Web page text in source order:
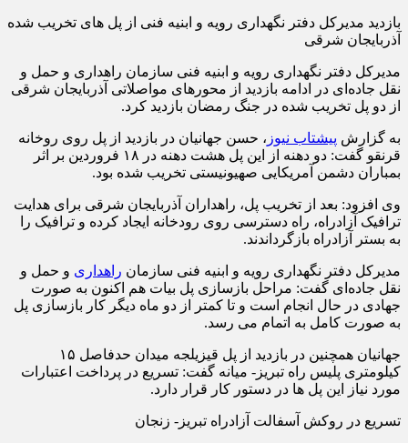
بازدید مدیرکل دفتر نگهداری رویه و ابنیه فنی از پل های تخریب شده
آذربایجان شرقی
مدیرکل دفتر نگهداری رویه و ابنیه فنی سازمان راهداری و حمل و
نقل جاده‌ای در ادامه بازدید از محورهای مواصلاتی آذربایجان شرقی
از دو‌ پل تخریب شده در جنگ رمضان بازدید کرد.
به گزارش پیشتاب نیوز ، حسن جهانیان در بازدید از پل روی روخانه
قرنقو گفت: دو‌ دهنه از این پل هشت دهنه در ۱۸‌ فروردین بر اثر
بمباران دشمن آمریکایی صهیونیستی تخریب شده بود.
وی افزود: بعد از تخریب پل، راهداران آذربایجان شرقی برای هدایت
ترافیک آزادراه، راه دسترسی روی رودخانه ایجاد کرده و ترافیک را
به بستر آزادراه بازگرداندند.
مدیرکل دفتر نگهداری رویه و ابنیه فنی سازمان راهداری و حمل و
نقل جاده‌ای گفت: مراحل بازسازی پل بیات هم اکنون به صورت
جهادی در حال انجام است و تا کمتر از دو ماه دیگر کار بازسازی پل
به صورت کامل به اتمام می رسد.
جهانیان همچنین در بازدید از پل قیزیلجه میدان حدفاصل ۱۵
کیلومتری پلیس راه تبریز- میانه گفت: تسریع در پرداخت اعتبارات
مورد نیاز این پل ها در دستور کار قرار دارد.
تسریع در روکش آسفالت آزادراه تبریز- زنجان